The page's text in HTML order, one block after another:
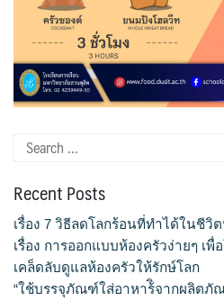
ค่าเล่าเรียน
ค่าเล่าเรียน
คำถามที่พบบ่อย
คำสั่งแต่งตั้งคณะกรรมการด้านต่าง ๆ
คู่มือนักศึกษา
จำนวนบุคลากรและนักศึกษาโรงเรีย
ตารางเรียน
Search
for:
Recent Posts
เรื่อง 7 วิธีลดโลกร้อนที่ทำได้ในชีวิ
เรื่อง การออกแบบห้องครัวง่ายๆ เ
เคล็ดลับดูแลห้องครัวให้รักษ์โลก
“ใช้บรรจุภัณฑ์ใส่อาหาร้ิจากผลิตภั